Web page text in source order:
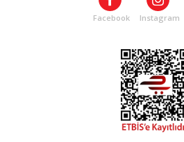
Facebook Instagram